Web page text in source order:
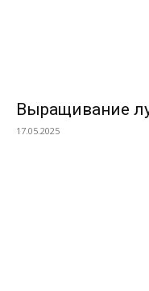
Выращивание
17.05.2025